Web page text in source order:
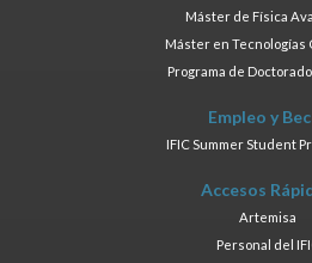
Máster de Física
Máster en Tecnologías
Programa de
Empleo y
IFIC Summer Student
Accesos
Artemisa
Personal del